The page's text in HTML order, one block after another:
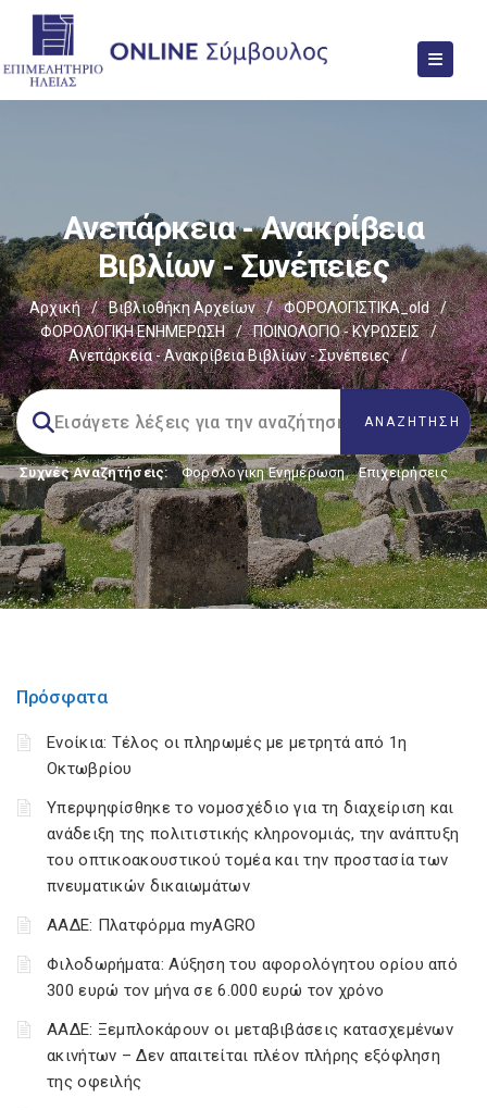
Ανεπάρκεια - Ανακρίβεια
Βιβλίων - Συνέπειες
Αρχική / Βιβλιοθήκη Αρχείων / ΦΟΡΟΛΟΓΙΣΤΙΚΑ_old
/
ΦΟΡΟΛΟΓΙΚΗ ΕΝΗΜΕΡΩΣΗ
/ ΠΟΙΝΟΛΟΓΙΟ - ΚΥΡΩΣΕΙΣ
/
Ανεπάρκεια - Ανακρίβεια Βιβλίων - Συνέπειες
/
Συχνές Αναζητήσεις: Φορολογικη Ενημέρωση, Επιχειρήσεις
Πρόσφατα
Ενοίκια: Τέλος οι πληρωμές με μετρητά από 1η
Οκτωβρίου
Υπερψηφίσθηκε το νομοσχέδιο για τη διαχείριση και
ανάδειξη της πολιτιστικής κληρονομιάς, την ανάπτυξη
του οπτικοακουστικού τομέα και την προστασία των
πνευματικών δικαιωμάτων
ΑΑΔΕ: Πλατφόρμα myAGRO
Φιλοδωρήματα: Αύξηση του αφορολόγητου ορίου από
300 ευρώ τον μήνα σε 6.000 ευρώ τον χρόνο
ΑΑΔΕ: Ξεμπλοκάρουν οι μεταβιβάσεις κατασχεμένων
ακινήτων – Δεν απαιτείται πλέον πλήρης εξόφληση
της οφειλής